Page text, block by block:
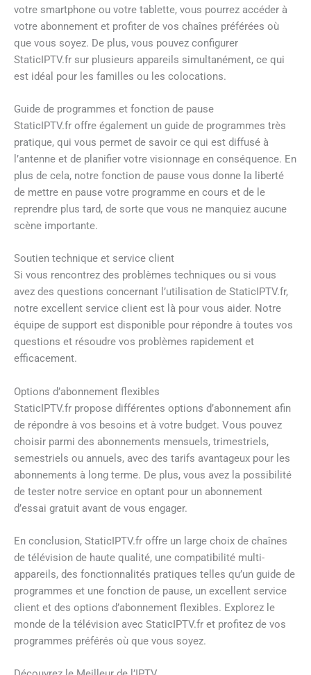
votre smartphone ou votre tablette, vous pourrez accéder à
votre abonnement et profiter de vos chaînes préférées où
que vous soyez. De plus, vous pouvez configurer
StaticIPTV.fr sur plusieurs appareils simultanément, ce qui
est idéal pour les familles ou les colocations.
Guide de programmes et fonction de pause
StaticIPTV.fr offre également un guide de programmes très
pratique, qui vous permet de savoir ce qui est diffusé à
l’antenne et de planifier votre visionnage en conséquence. En
plus de cela, notre fonction de pause vous donne la liberté
de mettre en pause votre programme en cours et de le
reprendre plus tard, de sorte que vous ne manquiez aucune
scène importante.
Soutien technique et service client
Si vous rencontrez des problèmes techniques ou si vous
avez des questions concernant l’utilisation de StaticIPTV.fr,
notre excellent service client est là pour vous aider. Notre
équipe de support est disponible pour répondre à toutes vos
questions et résoudre vos problèmes rapidement et
efficacement.
Options d’abonnement flexibles
StaticIPTV.fr propose différentes options d’abonnement afin
de répondre à vos besoins et à votre budget. Vous pouvez
choisir parmi des abonnements mensuels, trimestriels,
semestriels ou annuels, avec des tarifs avantageux pour les
abonnements à long terme. De plus, vous avez la possibilité
de tester notre service en optant pour un abonnement
d’essai gratuit avant de vous engager.
En conclusion, StaticIPTV.fr offre un large choix de chaînes
de télévision de haute qualité, une compatibilité multi-
appareils, des fonctionnalités pratiques telles qu’un guide de
programmes et une fonction de pause, un excellent service
client et des options d’abonnement flexibles. Explorez le
monde de la télévision avec StaticIPTV.fr et profitez de vos
programmes préférés où que vous soyez.